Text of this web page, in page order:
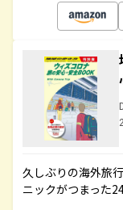
久しぶりの海外旅
ニックがつまった